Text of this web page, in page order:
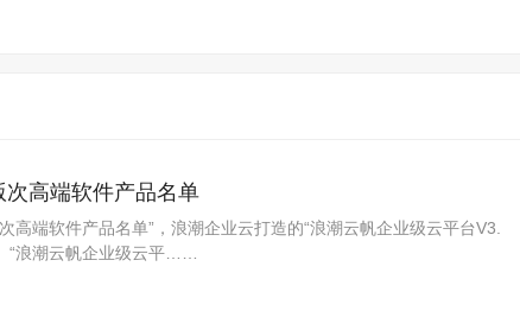
次高端软件产品名单
端软件产品名单”，浪潮企业云打造的“浪潮云帆企业级云平台V3.
“浪潮云帆企业级云平……